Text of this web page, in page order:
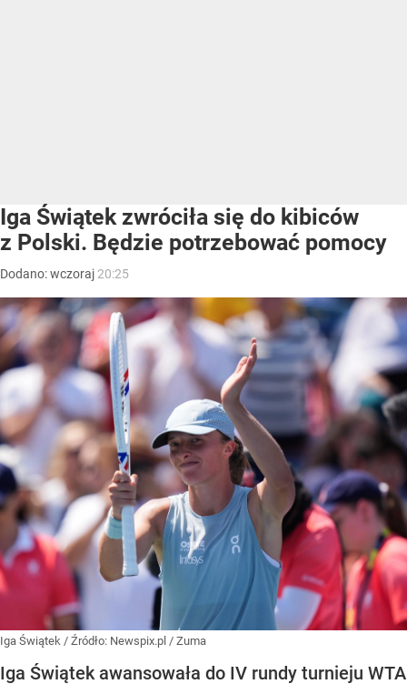
Iga Świątek zwróciła się do kibiców
z Polski. Będzie potrzebować pomocy
Dodano:wczoraj 20:25
Iga Świątek / Źródło: Newspix.pl / Zuma
Iga Świątek awansowała do IV rundy turnieju WTA